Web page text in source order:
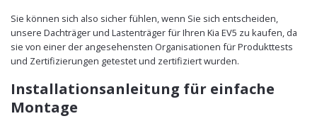
Sie können sich also sicher fühlen, wenn Sie sich entscheiden,
unsere Dachträger und Lastenträger für Ihren Kia EV5 zu kaufen, da
sie von einer der angesehensten Organisationen für Produkttests
und Zertifizierungen getestet und zertifiziert wurden.
Installationsanleitung für einfache
Montage